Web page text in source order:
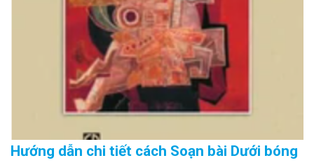
Hướng dẫn chi tiết cách Soạn bài Dưới bóng